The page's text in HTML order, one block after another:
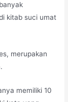
kitab suci umat
merupakan
memiliki 10